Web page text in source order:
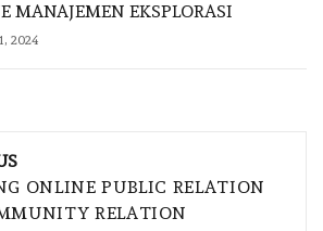
MANAJEMEN EKSPLORASI
2024
ONLINE PUBLIC RELATION
RELATION